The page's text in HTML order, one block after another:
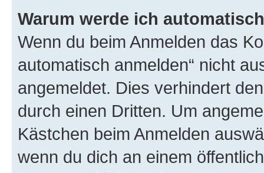
Warum werde ich
Wenn du beim Anmelden das
automatisch anmelden“ nicht
angemeldet. Dies verhindert
durch einen Dritten. Um
Kästchen beim Anmelden
wenn du dich an einem